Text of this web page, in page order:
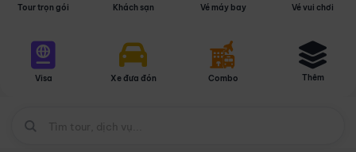
Tour trọn gói Khách sạn Vé máy bay Vé vui chơi
Visa Xe đưa đón Combo Thêm